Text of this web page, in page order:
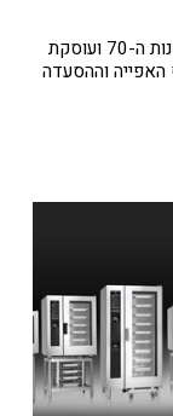
חברת ב.פ.ר סוכנויות בע"מ נוסדה בראשית שנות ה-70 ועוסקת
האפייה וההסעדה